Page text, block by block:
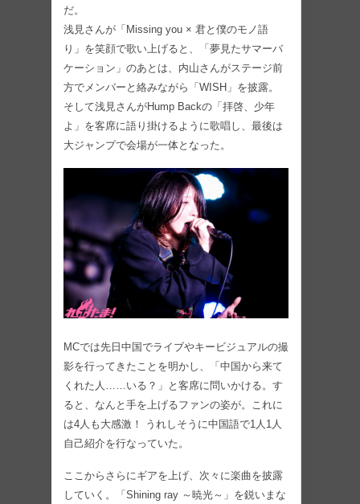
だ。
浅見さんが「Missing you × 君と僕のモノ語
り」を笑顔で歌い上げると、「夢見たサマーバ
ケーション」のあとは、内山さんがステージ前
方でメンバーと絡みながら「WISH」を披露。
そして浅見さんがHump Backの「拝啓、少年
よ」を客席に語り掛けるように歌唱し、最後は
大ジャンプで会場が一体となった。
MCでは先日中国でライブやキービジュアルの撮
影を行ってきたことを明かし、「中国から来て
くれた人……いる？」と客席に問いかける。す
ると、なんと手を上げるファンの姿が。これに
は4人も大感激！ うれしそうに中国語で1人1人
自己紹介を行なっていた。
ここからさらにギアを上げ、次々に楽曲を披露
していく。「Shining ray ～暁光～」を鋭いまな